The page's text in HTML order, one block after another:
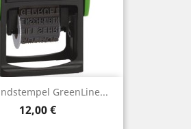
GreenLine...
Preis
12,00 €